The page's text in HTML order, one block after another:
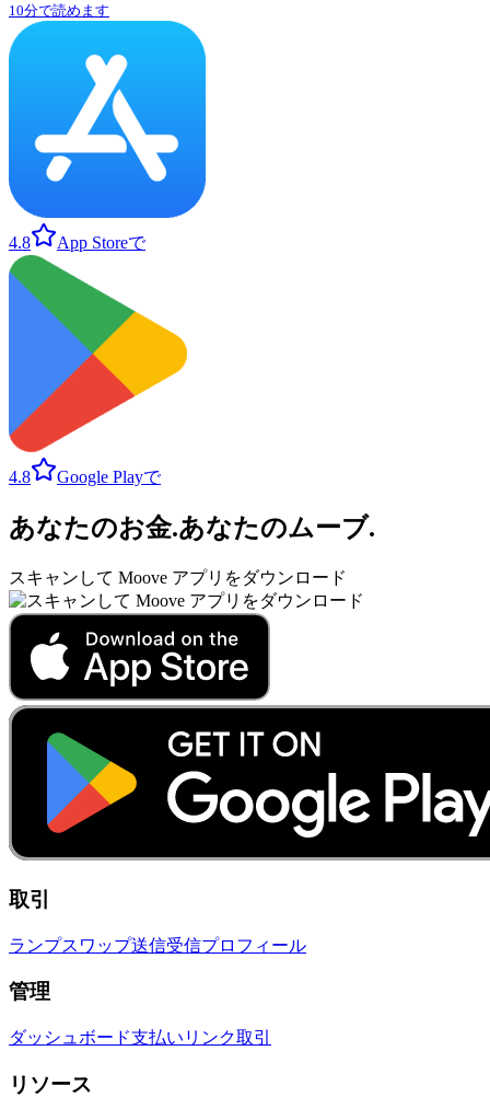
10分で読めます
4.8 App Storeで
4.8 Google Playで
あなたのお金.あなたのムーブ.
スキャンして Moove アプリをダウンロード
取引
ランプスワップ送信受信プロフィール
管理
ダッシュボード支払いリンク取引
リソース